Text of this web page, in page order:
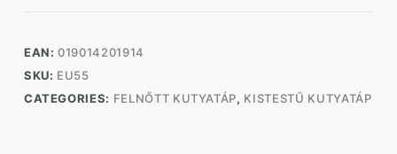
EAN:019014201914
SKU: EU55
CATEGORIES: FELNŐTT KUTYATÁP, KISTESTŰ KUTYATÁP